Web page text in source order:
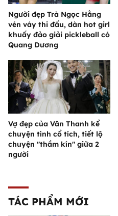
Người đẹp Trà Ngọc Hằng
vén váy thi đấu, dàn hot girl
khuấy đảo giải pickleball có
Quang Dương
Vợ đẹp của Văn Thanh kể
chuyện tình cổ tích, tiết lộ
chuyện "thầm kín" giữa 2
người
TÁC PHẨM MỚI